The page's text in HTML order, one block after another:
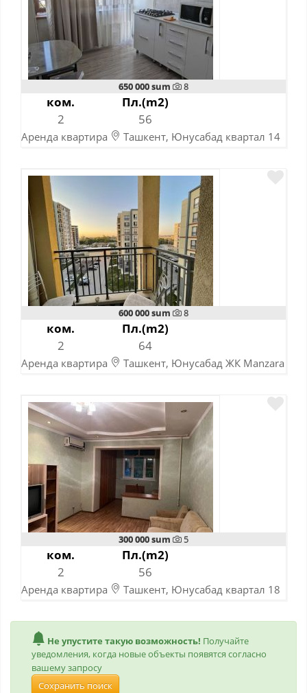
650 000 sum 8
ком.
2
Пл.(m2)
56
Аренда квартира Ташкент, Юнусабад квартал 14
600 000 sum 8
ком.
2
Пл.(m2)
64
Аренда квартира Ташкент, Юнусабад ЖК Manzara
300 000 sum 5
ком.
2
Пл.(m2)
56
Аренда квартира Ташкент, Юнусабад квартал 18
Не упустите такую возможность! Получайте
уведомления, когда новые объекты появятся согласно
вашему запросу
Сохранить поиск